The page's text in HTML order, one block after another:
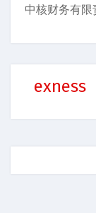
中核财务有
exness